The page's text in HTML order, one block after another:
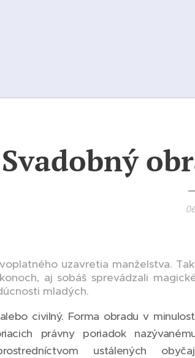
Svadobný
uzavretia manželstva.
aj sobáš sprevádzali
mladých.
civilný. Forma obradu v
právny poriadok
ustálených